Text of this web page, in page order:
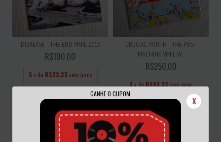
GANHE O CUPOM
X
DISXEASE - THE END VINIL 2015
R$100,00
3 x de R$33,33 sem juros
CRUCIAL YOUTH - THE POSI-
MACHINE VINIL W...
R$250,00
3 x de R$83,33 sem juros